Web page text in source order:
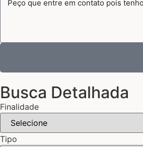
Busca Detalhada
Finalidade
Tipo